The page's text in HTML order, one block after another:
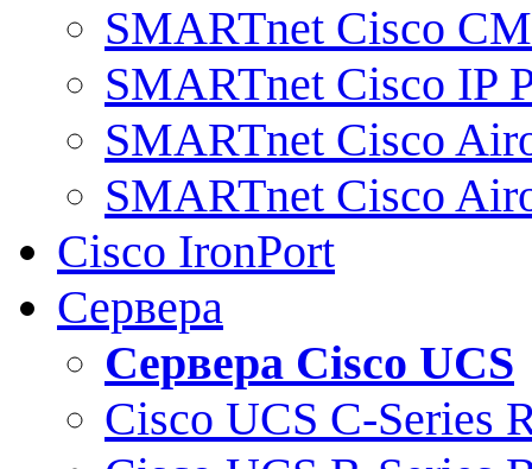
SMARTnet Cisco
SMARTnet Cisco IP
SMARTnet Cisco
SMARTnet Cisco
Cisco IronPort
Сервера
Сервера Cisco UCS
Cisco UCS C-Series